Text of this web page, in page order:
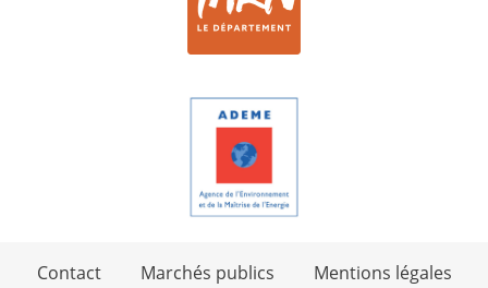
Contact Marchés publics Mentions légales